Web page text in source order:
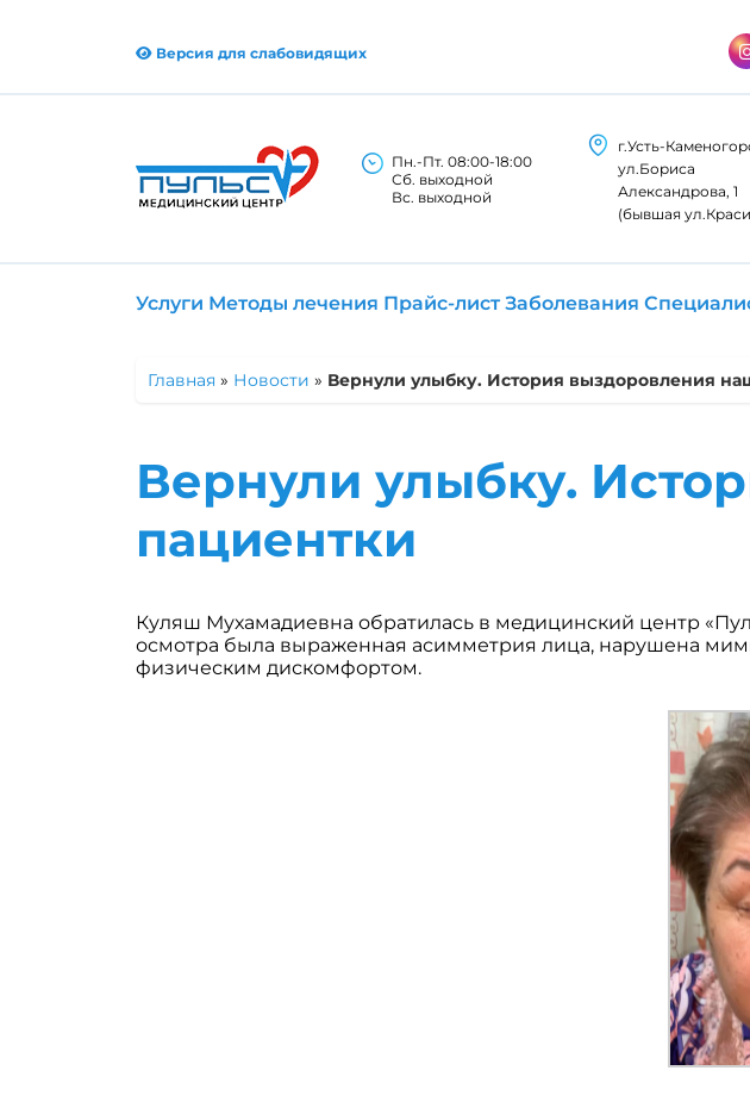
Версия для слабовидящих
Пн.-Пт. 08:00-18:00
Сб. выходной
Вс. выходной
г.Усть-
ул.​Бориса
Александрова, 1
(бывшая
Услуги Методы лечения Прайс-лист Заболевания
Главная » Новости » Вернули улыбку. История выздоровления
Вернули улыбку.
пациентки
Куляш Мухамадиевна обратилась в медицинский центр
осмотра была выраженная асимметрия лица, нарушена
физическим дискомфортом.